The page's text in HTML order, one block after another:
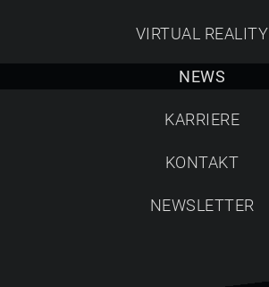
VIRTUAL REALITY
NEWS
KARRIERE
KONTAKT
NEWSLETTER